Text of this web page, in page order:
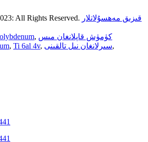
All Rights Reserved. قىزىق مەھسۇلاتلار
, كۈمۈش قاپلانغان مىس
, Ti 6al 4v, سىرلانغان نىل تالقىنى,